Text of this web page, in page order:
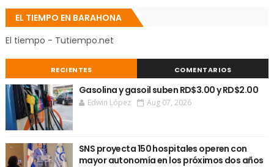
EL TIEMPO EN BARAHONA
El tiempo - Tutiempo.net
RECIENTES COMENTARIOS
Gasolina y gasoil suben RD$3.00 y RD$2.00
Edwin López Aug 07, 2026
SNS proyecta 150 hospitales operen con
mayor autonomía en los próximos dos años